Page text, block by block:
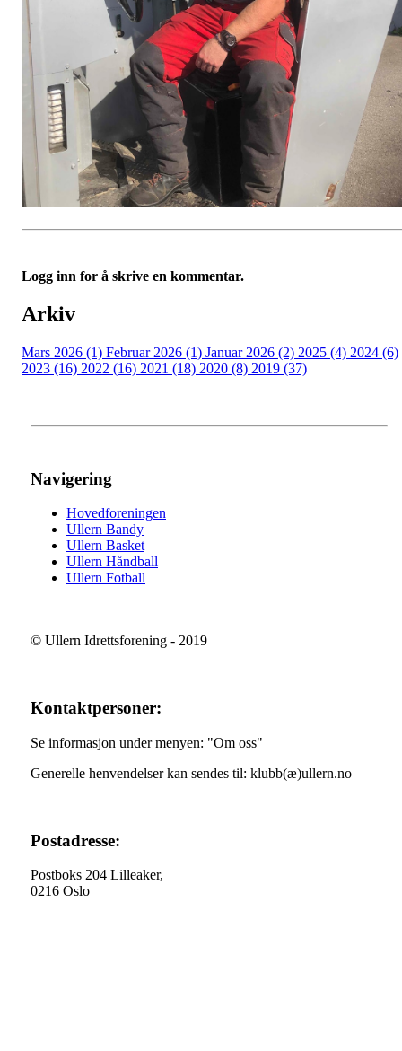
Logg inn for å skrive en kommentar.
Arkiv
Mars 2026 (1) Februar 2026 (1) Januar 2026 (2) 2025 (4) 2024 (6)
2023 (16) 2022 (16) 2021 (18) 2020 (8) 2019 (37)
Navigering
Hovedforeningen
Ullern Bandy
Ullern Basket
Ullern Håndball
Ullern Fotball
© Ullern Idrettsforening - 2019
Kontaktpersoner:
Se informasjon under menyen: "Om oss"
Generelle henvendelser kan sendes til: klubb(æ)ullern.no
Postadresse:
Postboks 204 Lilleaker,
0216 Oslo